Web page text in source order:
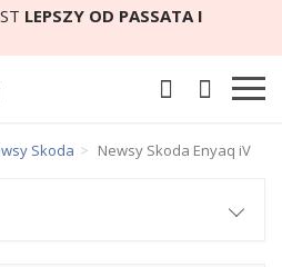
LEPSZY OD PASSATA I
Skoda Newsy Skoda Enyaq iV